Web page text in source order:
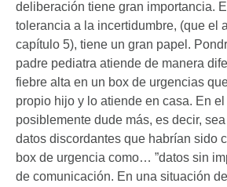
deliberación tiene gran importancia.
tolerancia a la incertidumbre, (que el
capítulo 5), tiene un gran papel.
padre pediatra atiende de manera
fiebre alta en un box de urgencias
propio hijo y lo atiende en casa. En
posiblemente dude más, es decir,
datos discordantes que habrían sido
box de urgencia como… ”datos sin
de comunicación. En una situación